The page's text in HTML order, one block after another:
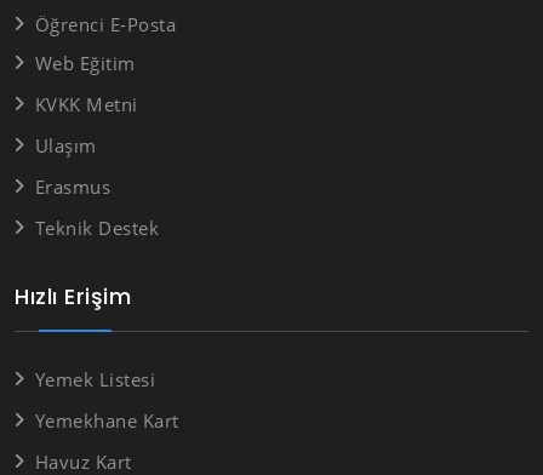
Hızlı Erişim
Yemek Listesi
Yemekhane Kart
Havuz Kart
Öğrenci E-Posta
Web Eğitim
KVKK Metni
Ulaşım
Erasmus
Teknik Destek